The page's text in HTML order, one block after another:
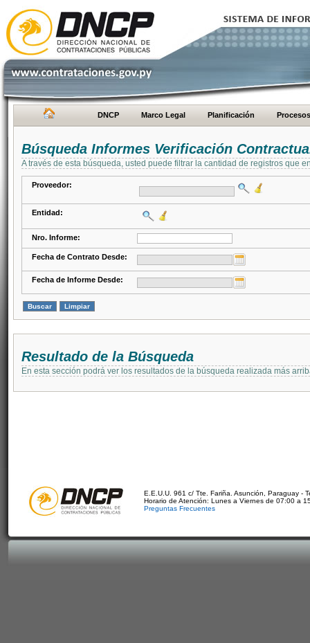
DNCP Marco Legal Planificación Procesos
Búsqueda Informes Verificación
A través de esta búsqueda, usted puede filtrar la cantidad de registros que
Proveedor:
Entidad:
Nro. Informe:
Fecha de Contrato Desde:
Fecha de Informe Desde:
Resultado de la Búsqueda
En esta sección podrá ver los resultados de la búsqueda realizada más
E.E.U.U. 961 c/ Tte. Fariña. Asunción, Paraguay -
Horario de Atención: Lunes a Viernes de 07:00 a
Preguntas Frecuentes